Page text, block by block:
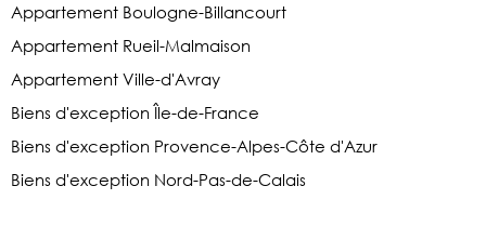
Appartement Boulogne-Billancourt
Appartement Rueil-Malmaison
Appartement Ville-d'Avray
Biens d'exception Île-de-France
Biens d'exception Provence-Alpes-Côte d'Azur
Biens d'exception Nord-Pas-de-Calais